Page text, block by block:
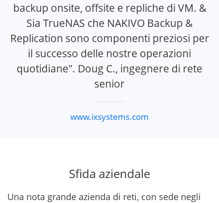
backup onsite, offsite e repliche di VM. &
Sia TrueNAS che NAKIVO Backup &
Replication sono componenti preziosi per
il successo delle nostre operazioni
quotidiane". Doug C., ingegnere di rete
senior
www.ixsystems.com
Sfida aziendale
Una nota grande azienda di reti, con sede negli